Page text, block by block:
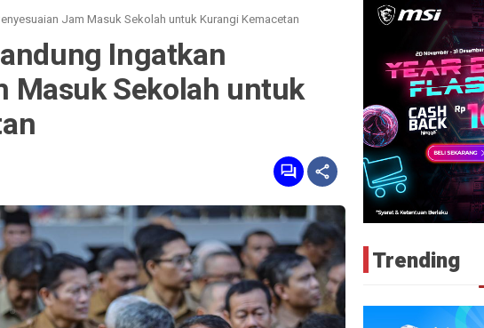
Jam Masuk Sekolah untuk Kurangi Kemacetan
Ingatkan
Masuk Sekolah untuk
Trending